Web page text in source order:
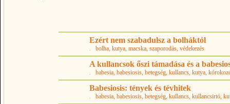
Ezért nem szabadulsz a bolháktól
. bolha, kutya, macska, szaporodás, védekezés
A kullancsok őszi támadása és a
. babesia, babesiosis, betegség, kullancs, kutya,
Babesiosis: tények és tévhitek
. babesia, babesiosis, betegség, kullancs, kullancsirtó,